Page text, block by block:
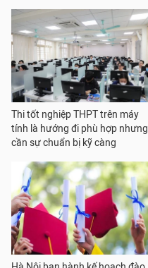
Thi tốt nghiệp THPT trên máy
tính là hướng đi phù hợp nhưng
cần sự chuẩn bị kỹ càng